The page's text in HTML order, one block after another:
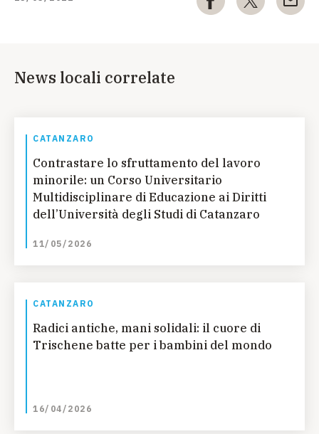
News locali correlate
CATANZARO
Contrastare lo sfruttamento del lavoro
minorile: un Corso Universitario
Multidisciplinare di Educazione ai Diritti
dell’Università degli Studi di Catanzaro
11/05/2026
CATANZARO
Radici antiche, mani solidali: il cuore di
Trischene batte per i bambini del mondo
16/04/2026